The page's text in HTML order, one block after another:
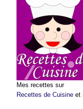
Mes recettes sur
Recettes de Cuisine et